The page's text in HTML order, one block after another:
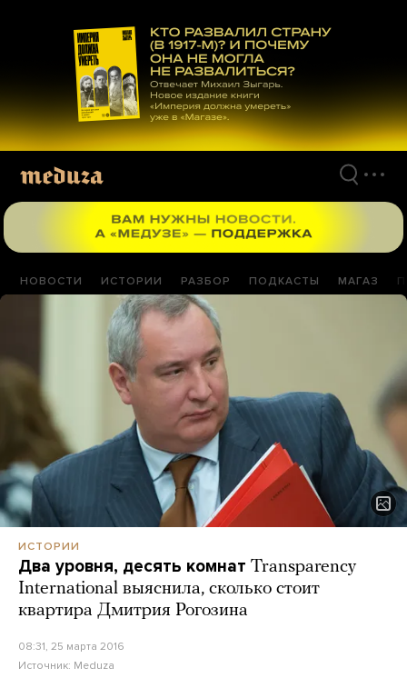
материалам
НОВОСТИ ИСТОРИИ РАЗБОР ПОДКАСТЫ МАГАЗ
ИСТОРИИ
Два уровня, десять комнат Transparency
International выяснила, сколько стоит
квартира Дмитрия Рогозина
08:31, 25 марта 2016
Источник: Meduza